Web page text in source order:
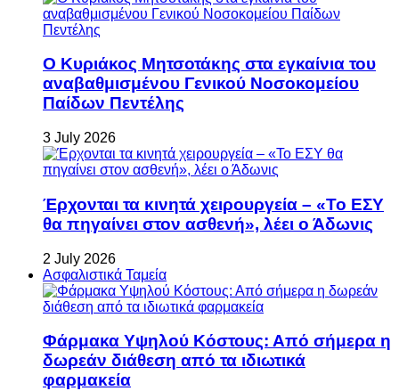
Ο Κυριάκος Μητσοτάκης στα εγκαίνια του
αναβαθμισμένου Γενικού Νοσοκομείου
Παίδων Πεντέλης
3 July 2026
Έρχονται τα κινητά χειρουργεία – «Το ΕΣΥ
θα πηγαίνει στον ασθενή», λέει ο Άδωνις
2 July 2026
Ασφαλιστικά Ταμεία
Φάρμακα Υψηλού Κόστους: Από σήμερα η
δωρεάν διάθεση από τα ιδιωτικά
φαρμακεία